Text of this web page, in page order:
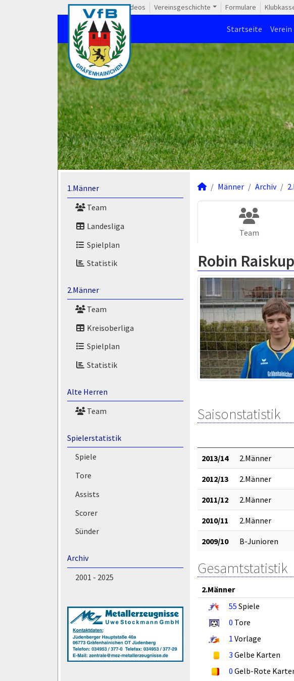
Videos Vereinsgeschichte Formulare
Startseite Verein
1.Männer
Team
Landesliga
Spielplan
Statistik
2.Männer
Team
Kreisoberliga
Spielplan
Statistik
Alte Herren
Team
Spielerstatistik
Spiele
Tore
Assists
Scorer
Sünder
Archiv
2001 - 2025
Männer Archiv
Team
Robin Raiskup
Saisonstatistik
2013/14 2.Männer
2012/13 2.Männer
2011/12 2.Männer
2010/11 2.Männer
2009/10 B-Junioren
Gesamtstatistik
2.Männer
55 Spiele
0 Tore
1 Vorlage
3 Gelbe Karten
0 Gelb-Rote